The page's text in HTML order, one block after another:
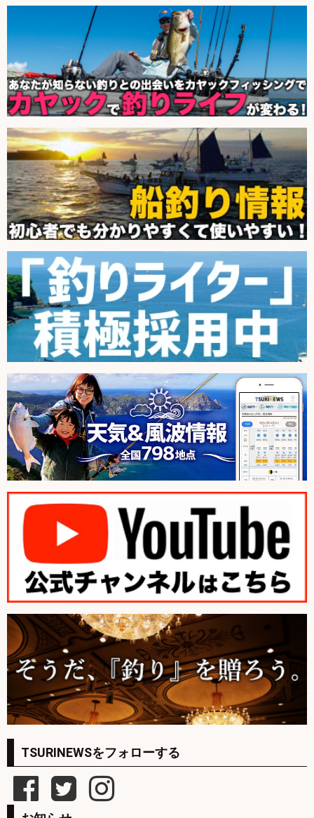
TSURINEWSをフォローする